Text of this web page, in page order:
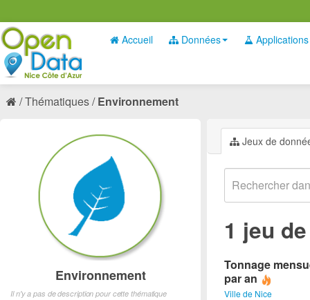
Accueil Données Applications
Thématiques Environnement
Jeux de
1 jeu
Tonnage
par an
Ville de Nice
Environnement
Il n'y a pas de description pour cette thématique